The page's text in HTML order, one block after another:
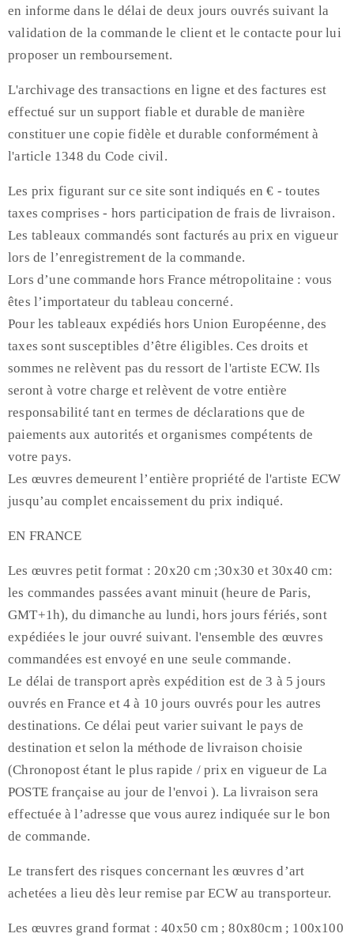
en informe dans le délai de deux jours ouvrés suivant la
validation de la commande le client et le contacte pour lui
proposer un remboursement.
L'archivage des transactions en ligne et des factures est
effectué sur un support fiable et durable de manière
constituer une copie fidèle et durable conformément à
l'article 1348 du Code civil.
Les prix figurant sur ce site sont indiqués en € - toutes
taxes comprises - hors participation de frais de livraison.
Les tableaux commandés sont facturés au prix en vigueur
lors de l’enregistrement de la commande.
Lors d’une commande hors France métropolitaine : vous
êtes l’importateur du tableau concerné.
Pour les tableaux expédiés hors Union Européenne, des
taxes sont susceptibles d’être éligibles. Ces droits et
sommes ne relèvent pas du ressort de l'artiste ECW. Ils
seront à votre charge et relèvent de votre entière
responsabilité tant en termes de déclarations que de
paiements aux autorités et organismes compétents de
votre pays.
Les œuvres demeurent l’entière propriété de l'artiste ECW
jusqu’au complet encaissement du prix indiqué.
EN FRANCE
Les œuvres petit format : 20x20 cm ;30x30 et 30x40 cm:
les commandes passées avant minuit (heure de Paris,
GMT+1h), du dimanche au lundi, hors jours fériés, sont
expédiées le jour ouvré suivant. l'ensemble des œuvres
commandées est envoyé en une seule commande.
Le délai de transport après expédition est de 3 à 5 jours
ouvrés en France et 4 à 10 jours ouvrés pour les autres
destinations. Ce délai peut varier suivant le pays de
destination et selon la méthode de livraison choisie
(Chronopost étant le plus rapide / prix en vigueur de La
POSTE française au jour de l'envoi ). La livraison sera
effectuée à l’adresse que vous aurez indiquée sur le bon
de commande.
Le transfert des risques concernant les œuvres d’art
achetées a lieu dès leur remise par ECW au transporteur.
Les œuvres grand format : 40x50 cm ; 80x80cm ; 100x100